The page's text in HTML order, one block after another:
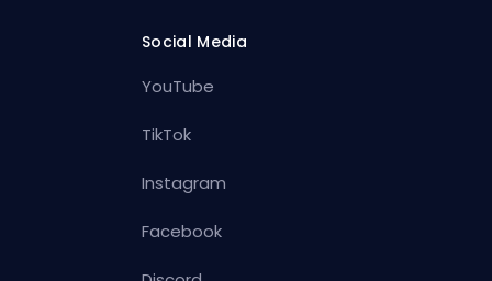
Social Media
YouTube
TikTok
Instagram
Facebook